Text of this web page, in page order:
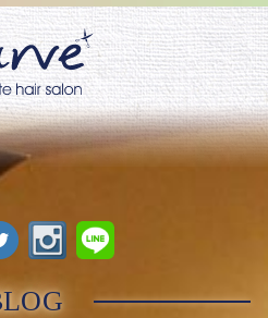
in /home/act55/farve-
themes/farve/functions.php on line138